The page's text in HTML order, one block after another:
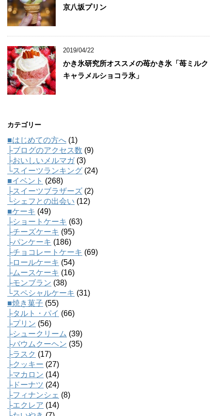
京八坂プリン
2019/04/22
かき氷研究所オススメの苺かき氷「苺ミルク
キャラメルショコラ氷」
カテゴリー
■はじめての方へ (1)
├ブログのアクセス数 (9)
├おいしいメルマガ(3)
└スイーツランキング (24)
■イベント (268)
├スイーツブラザーズ (2)
└シェフとの出会い (12)
■ケーキ (49)
├ショートケーキ (63)
├チーズケーキ (95)
├パンケーキ (186)
├チョコレートケーキ (69)
├ロールケーキ (54)
├ムースケーキ (16)
├モンブラン (38)
└スペシャルケーキ (31)
■焼き菓子 (55)
├タルト・パイ (66)
├プリン (56)
├シュークリーム (39)
├バウムクーヘン (35)
├ラスク (17)
├クッキー (27)
├マカロン (14)
├ドーナツ (24)
├フィナンシェ (8)
├エクレア (14)